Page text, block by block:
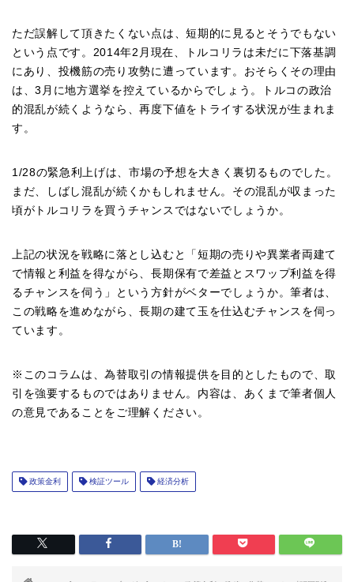
ただ誤解して頂きたくない点は、短期的に見るとそうでもない
という点です。2014年2月現在、トルコリラは未だに下落基調
にあり、投機筋の売り攻勢に遭っています。おそらくその理由
は、3月に地方選挙を控えているからでしょう。トルコの政治
的混乱が続くようなら、再度下値をトライする状況が生まれま
す。
1/28の緊急利上げは、市場の予想を大きく裏切るものでした。
まだ、しばし混乱が続くかもしれません。その混乱が収まった
頃がトルコリラを買うチャンスではないでしょうか。
上記の状況を戦略に落とし込むと「短期の売りや異業者両建て
で情報と利益を得ながら、長期保有で差益とスワップ利益を得
るチャンスを伺う」という方針がベターでしょうか。筆者は、
この戦略を進めながら、長期の建て玉を仕込むチャンスを伺っ
ています。
※このコラムは、為替取引の情報提供を目的としたもので、取
引を強要するものではありません。内容は、あくまで筆者個人
の意見であることをご理解ください。
政策金利 検証ツール 経済分析